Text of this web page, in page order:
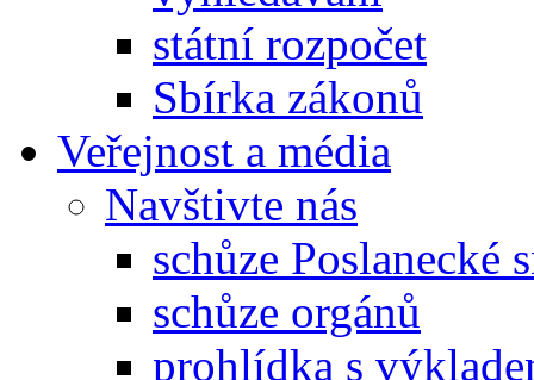
státní rozpočet
Sbírka zákonů
Veřejnost a média
Navštivte nás
schůze Poslanecké
schůze orgánů
prohlídka s